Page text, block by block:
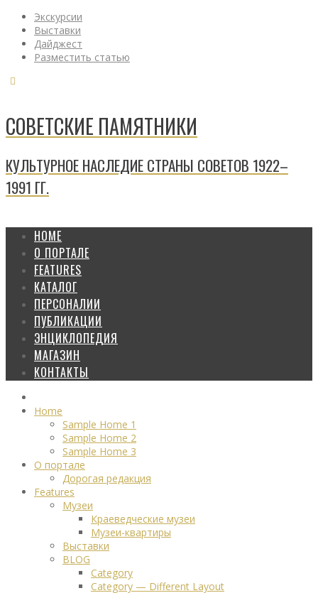
Экскурсии
Выставки
Дайджест
Разместить статью
СОВЕТСКИЕ ПАМЯТНИКИ
КУЛЬТУРНОЕ НАСЛЕДИЕ СТРАНЫ СОВЕТОВ 1922–
1991 ГГ.
HOME
О ПОРТАЛЕ
FEATURES
КАТАЛОГ
ПЕРСОНАЛИИ
ПУБЛИКАЦИИ
ЭНЦИКЛОПЕДИЯ
МАГАЗИН
КОНТАКТЫ
Home
Sample Home 1
Sample Home 2
Sample Home 3
О портале
Дорогая редакция
Features
Музеи
Краеведческие музеи
Музеи-квартиры
Выставки
BLOG
Category
Category — Different Layout